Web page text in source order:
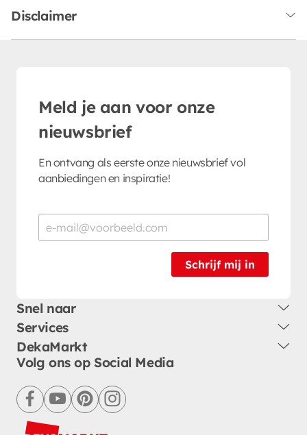
Disclaimer
Meld je aan voor onze
nieuwsbrief
En ontvang als eerste onze nieuwsbrief vol
aanbiedingen en inspiratie!
Schrijf mij in
Snel naar
Services
DekaMarkt
Volg ons op Social Media
facebookyoutubepinterestinstagram